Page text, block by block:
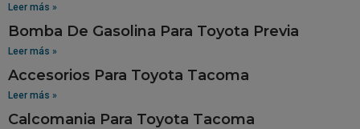
Leer más »
Bomba De Gasolina Para Toyota Previa
Leer más »
Accesorios Para Toyota Tacoma
Leer más »
Calcomania Para Toyota Tacoma